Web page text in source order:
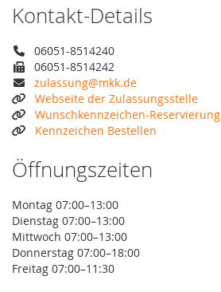
Kontakt-Details
06051-8514240
06051-8514242
zulassung@mkk.de
Webseite der Zulassungsstelle
Wunschkennzeichen-Reservierung
Kennzeichen Bestellen
Öffnungszeiten
Montag 07:00–13:00
Dienstag 07:00–13:00
Mittwoch 07:00–13:00
Donnerstag 07:00–18:00
Freitag 07:00–11:30